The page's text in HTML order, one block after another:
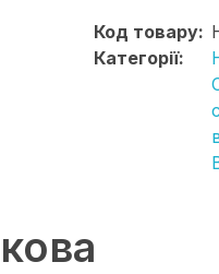
Код товару:
Категорії: